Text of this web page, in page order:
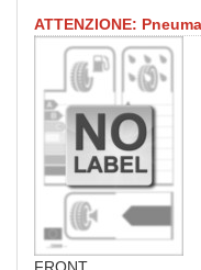
ATTENZIONE: